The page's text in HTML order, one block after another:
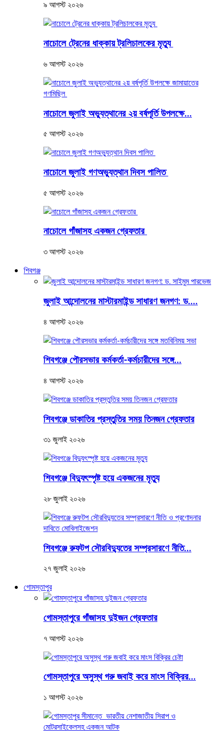
৯ আগস্ট ২০২৬
নাচোলে ট্রেনের ধাক্কায় ট্রলিচালকের মৃত্যু
৬ আগস্ট ২০২৬
নাচোলে জুলাই অভ্যুত্থানের ২য় বর্ষপূর্তি উপলক্ষে...
৫ আগস্ট ২০২৬
নাচোলে জুলাই গণঅভ্যুত্থান দিবস পালিত
৫ আগস্ট ২০২৬
নাচোলে গাঁজাসহ একজন গ্রেফতার
৩ আগস্ট ২০২৬
শিবগঞ্জ
জুলাই আন্দোলনের মাস্টারমাইন্ড সাধারণ জনগণ: ড....
৪ আগস্ট ২০২৬
শিবগঞ্জে পৌরসভার কর্মকর্তা-কর্মচারীদের সঙ্গে...
৪ আগস্ট ২০২৬
শিবগঞ্জে ডাকাতির প্রস্তুতির সময় তিনজন গ্রেফতার
৩১ জুলাই ২০২৬
শিবগঞ্জে বিদ্যুৎস্পৃষ্ট হয়ে একজনের মৃত্যু
২৮ জুলাই ২০২৬
শিবগঞ্জে রুফটপ সৌরবিদ্যুতের সম্প্রসারণে নীতি...
২৭ জুলাই ২০২৬
গোমস্তাপুর
গোমস্তাপুরে গাঁজাসহ দুইজন গ্রেফতার
৭ আগস্ট ২০২৬
গোমস্তাপুরে অসুস্থ গরু জবাই করে মাংস বিক্রির...
১ আগস্ট ২০২৬